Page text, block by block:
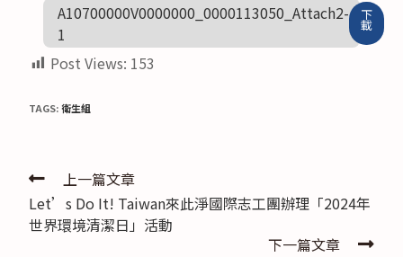
A10700000V0000000_0000113050_Attach2-
1
下
載
Post Views: 153
TAGS:衛生組
Read
more
articles
上一篇文章
Let’s Do It! Taiwan來此淨國際志工團辦理「2024年
世界環境清潔日」活動
下一篇文章